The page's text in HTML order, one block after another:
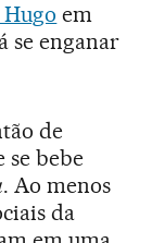
em
se enganar
de
se bebe
. Ao menos
da